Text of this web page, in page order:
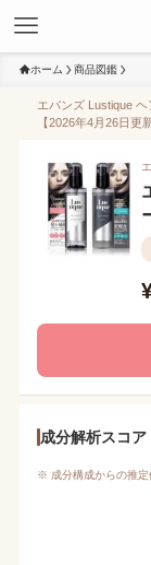
ホーム 商品図鑑
エバンズ Lustique
【2026年4月26日更新
成分解析スコア
※ 成分構成からの推定